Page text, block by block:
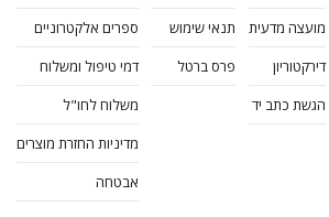
מועצה מדעית
דירקטוריון
הגשת כתב יד
תנאי שימוש
פרס ברטל
ספרים אלקטרוניים
דמי טיפול ומשלוח
משלוח לחו"ל
מדיניות החזרת מוצרים
אבטחה